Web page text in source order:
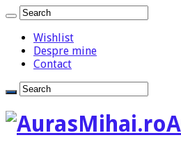
Wishlist
Despre mine
Contact